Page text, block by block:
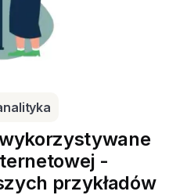
-
przykładów